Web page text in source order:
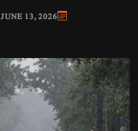
JUNE 13, 2026